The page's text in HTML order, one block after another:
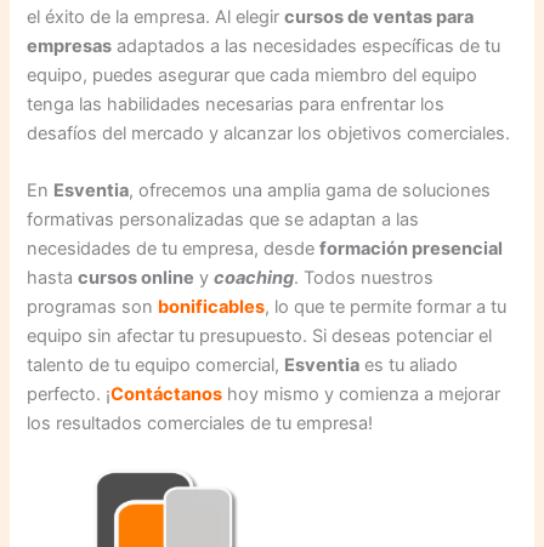
el éxito de la empresa. Al elegircursos de ventas para
empresas adaptados a las necesidades específicas de tu
equipo, puedes asegurar que cada miembro del equipo
tenga las habilidades necesarias para enfrentar los
desafíos del mercado y alcanzar los objetivos comerciales.
En Esventia, ofrecemos una amplia gama de soluciones
formativas personalizadas que se adaptan a las
necesidades de tu empresa, desdeformación presencial
hastacursos online ycoaching. Todos nuestros
programas son bonificables, lo que te permite formar a tu
equipo sin afectar tu presupuesto. Si deseas potenciar el
talento de tu equipo comercial, Esventia es tu aliado
perfecto. ¡Contáctanos hoy mismo y comienza a mejorar
los resultados comerciales de tu empresa!